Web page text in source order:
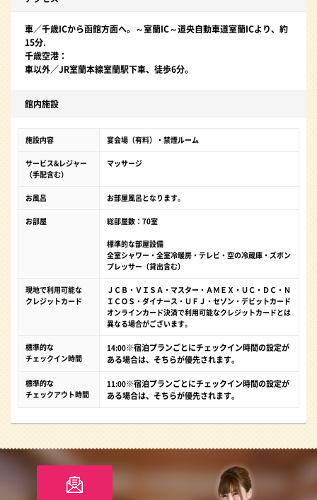
車／千歳ICから函館方面へ。～室蘭IC～道央自動車道室蘭ICより、約
15分.
千歳空港：
車以外／JR室蘭本線室蘭駅下車、徒歩6分。
館内施設
施設内容 宴会場（有料）・禁煙ルーム
サービス&レジャー
（手配含む）
マッサージ
お風呂 お部屋風呂となります。
お部屋 総部屋数：70室
標準的な部屋設備
全室シャワー・全室冷暖房・テレビ・空の冷蔵庫・ズボン
プレッサー（貸出含む）
現地で利用可能な
クレジットカード
ＪＣＢ・ＶＩＳＡ・マスター・ＡＭＥＸ・ＵＣ・ＤＣ・Ｎ
ＩＣＯＳ・ダイナース・ＵＦＪ・セゾン・デビットカード
オンラインカード決済で利用可能なクレジットカードとは
異なる場合がございます。
標準的な
チェックイン時間
14:00※宿泊プランごとにチェックイン時間の設定が
ある場合は、そちらが優先されます。
標準的な
チェックアウト時間
11:00※宿泊プランごとにチェックイン時間の設定が
ある場合は、そちらが優先されます。